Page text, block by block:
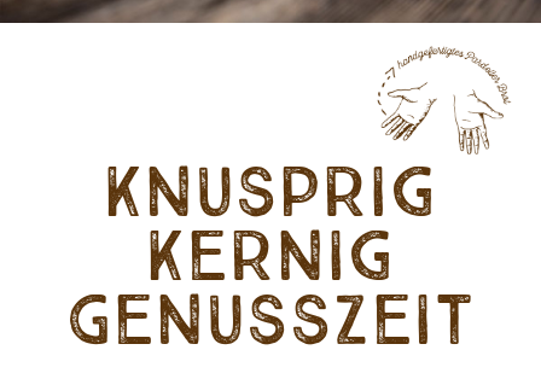
Knusprig
Kernig
Genusszeit